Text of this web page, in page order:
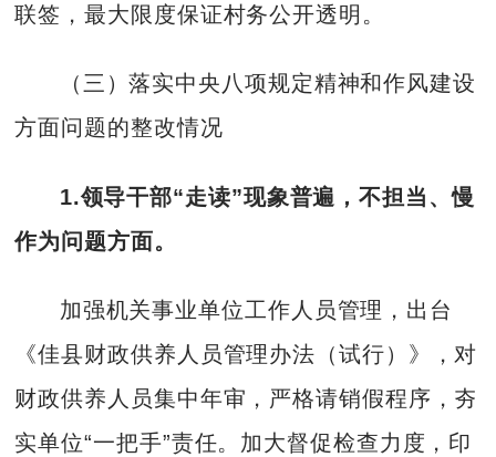
联签，最大限度保证村务公开透明。
（三）落实中央八项规定精神和作风建设
方面问题的整改情况
1.领导干部“走读”现象普遍，不担当、慢
作为问题方面。
加强机关事业单位工作人员管理，出台
《佳县财政供养人员管理办法（试行）》，对
财政供养人员集中年审，严格请销假程序，夯
实单位“一把手”责任。加大督促检查力度，印